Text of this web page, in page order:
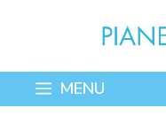
contenuto
MENU